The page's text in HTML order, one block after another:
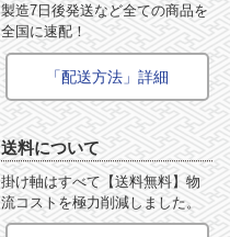
製造7日後発送など全ての商品を
全国に速配！
「配送方法」詳細
送料について
掛け軸はすべて【送料無料】物
流コストを極力削減しました。